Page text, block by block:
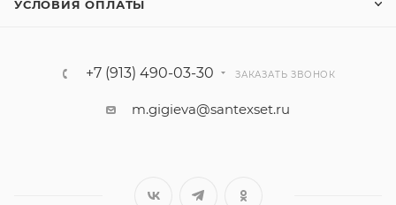
УСЛОВИЯ ОПЛАТЫ
+7 (913) 490-03-30 ЗАКАЗАТЬ ЗВОНОК
m.gigieva@santexset.ru